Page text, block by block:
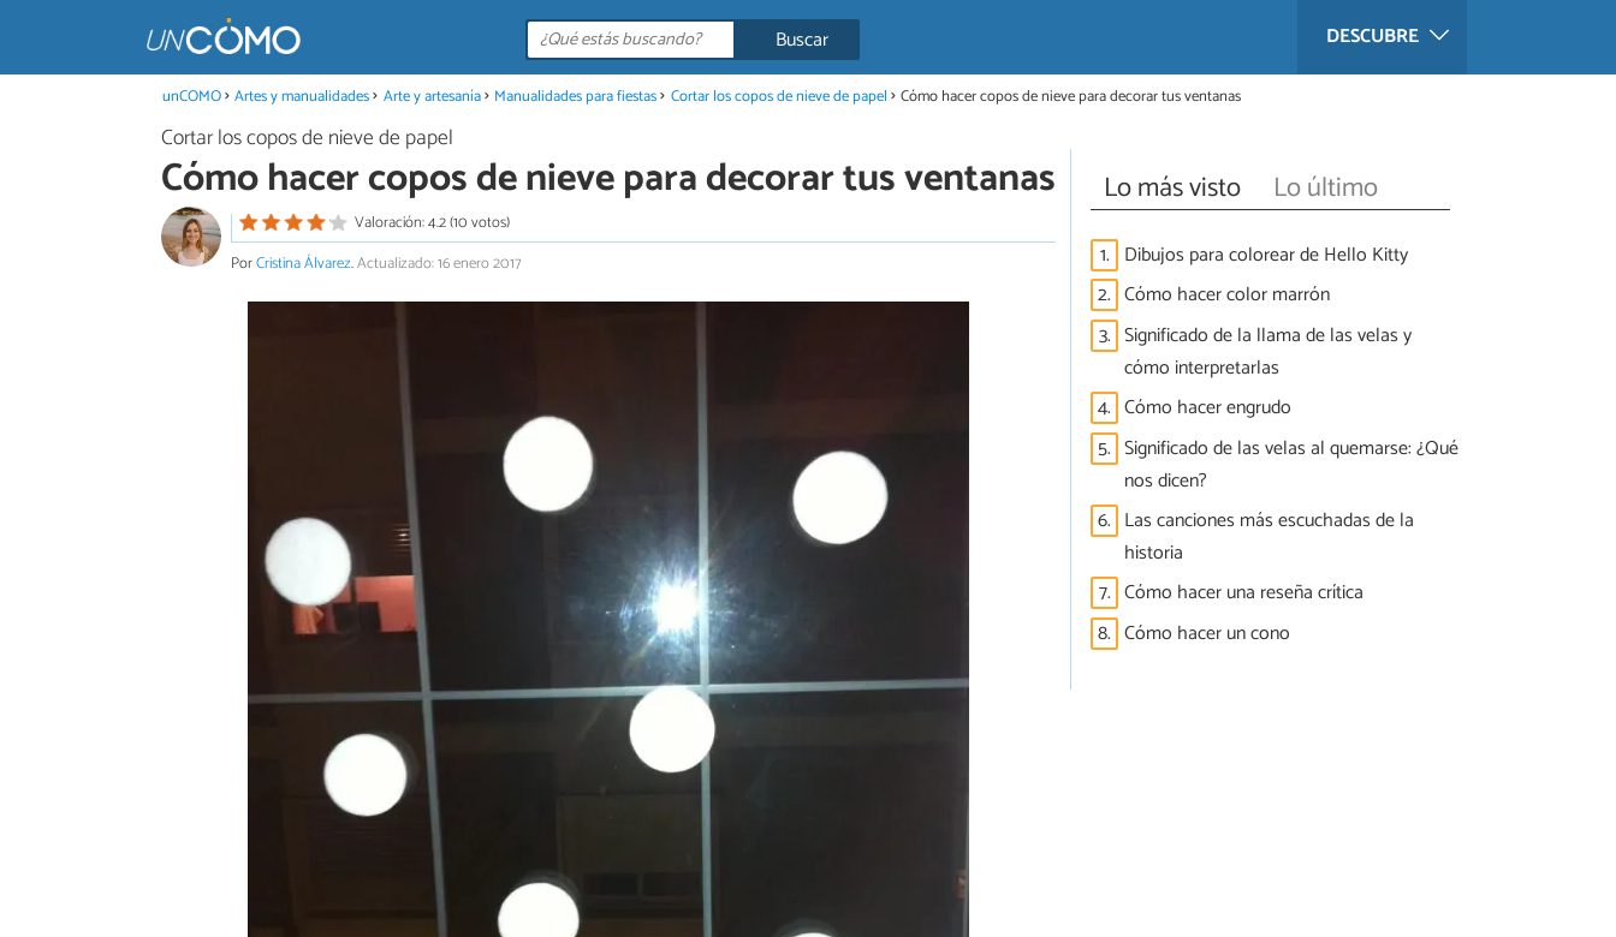
DESCUBRE
Buscar
unCOMO Artes y manualidades Arte y artesanía Manualidades para fiestas Cortar los copos de nieve de papel Cómo hacer copos de nieve para decorar tus ventanas
Cortar los copos de nieve de papel
Cómo hacer copos de nieve para decorar tus ventanas
Valoración: 4.2 (10 votos)
PorCristina Álvarez.Actualizado: 16 enero 2017
Lo más visto Lo último
1. Dibujos para colorear de Hello Kitty
2. Cómo hacer color marrón
3. Significado de la llama de las velas y
cómo interpretarlas
4. Cómo hacer engrudo
5. Significado de las velas al quemarse: ¿Qué
nos dicen?
6. Las canciones más escuchadas de la
historia
7. Cómo hacer una reseña crítica
8. Cómo hacer un cono